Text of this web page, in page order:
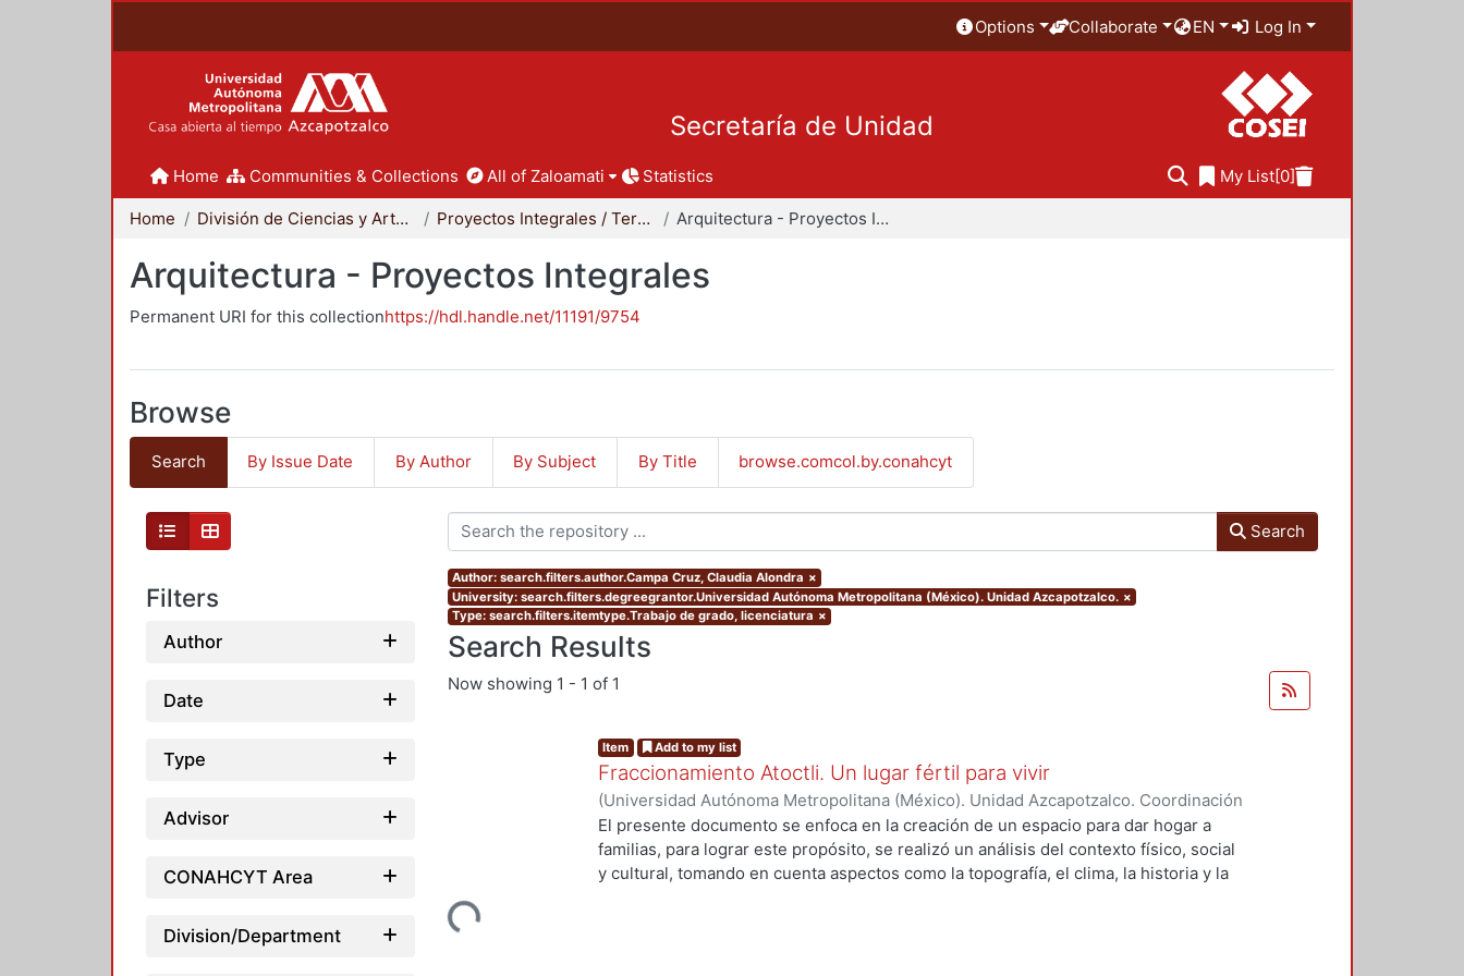
Options Collaborate EN Log In
Secretaría de Unidad
Home Communities & Collections All of Zaloamati Statistics My List[0]
Home División de Ciencias y Artes para el Diseño Proyectos Integrales / Terminales - Licenciatura Arquitectura - Proyectos Integrales
Arquitectura - Proyectos Integrales
Permanent URI for this collectionhttps://hdl.handle.net/11191/9754
Browse
Search By Issue Date By Author By Subject By Title browse.comcol.by.conahcyt
Filters
Author
Date
Type
Advisor
CONAHCYT Area
Division/Department
Search
Author: search.filters.author.Campa Cruz, Claudia Alondra ×
University: search.filters.degreegrantor.Universidad Autónoma Metropolitana (México). Unidad Azcapotzalco. ×
Type: search.filters.itemtype.Trabajo de grado, licenciatura ×
Search Results
Now showing 1 - 1 of 1
Loading...
Item Add to my list
Fraccionamiento Atoctli. Un lugar fértil para vivir
(Universidad Autónoma Metropolitana (México). Unidad Azcapotzalco. Coordinación
de Servicios de Información.,2023-06-30)Campa Cruz, Claudia Alondra;Arce
Lozada, Jazmín Adriana; Chávez Jiménez, Marisol
El presente documento se enfoca en la creación de un espacio para dar hogar a
familias, para lograr este propósito, se realizó un análisis del contexto físico, social
y cultural, tomando en cuenta aspectos como la topografía, el clima, la historia y la